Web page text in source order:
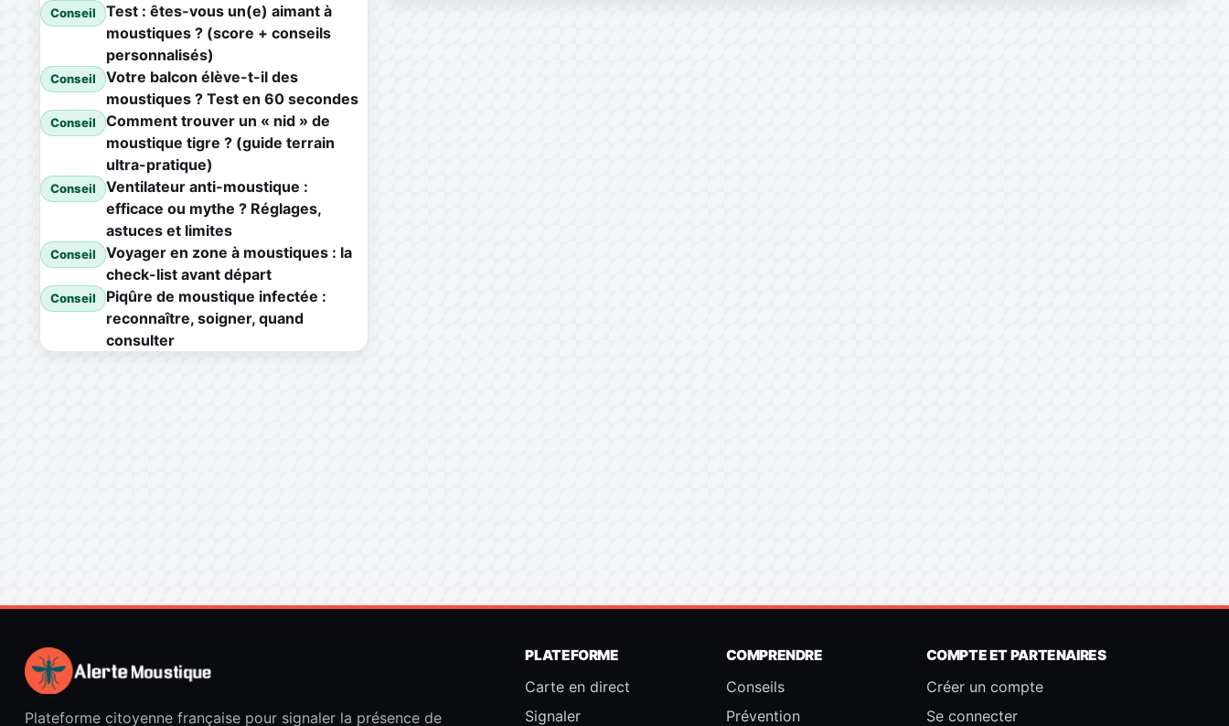
Conseil
Test : êtes-vous un(e) aimant à
moustiques ? (score + conseils
personnalisés)
Conseil
Votre balcon élève-t-il des
moustiques ? Test en 60 secondes
Conseil
Comment trouver un « nid » de
moustique tigre ? (guide terrain
ultra-pratique)
Conseil
Ventilateur anti-moustique :
efficace ou mythe ? Réglages,
astuces et limites
Conseil
Voyager en zone à moustiques : la
check-list avant départ
Conseil
Piqûre de moustique infectée :
reconnaître, soigner, quand
consulter
Plateforme citoyenne française pour signaler la présence de
PLATEFORME
Carte en direct
Signaler
COMPRENDRE
Conseils
Prévention
COMPTE ET PARTENAIRES
Créer un compte
Se connecter